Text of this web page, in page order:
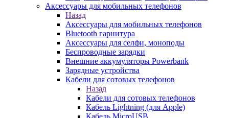
Аксессуары для мобильных телефонов
Назад
Аксессуары для мобильных телефонов
Bluetooth гарнитура
Аксессуары для селфи, моноподы
Беспроводные зарядки
Внешние аккумуляторы Powerbank
Зарядные устройства
Кабели для сотовых телефонов
Назад
Кабели для сотовых телефонов
Кабель Lightning (для Apple)
Кабель MicroUSB